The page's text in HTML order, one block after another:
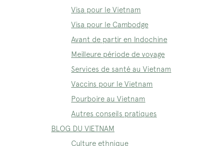
Visa pour le Vietnam
Visa pour le Cambodge
Avant de partir en Indochine
Meilleure période de voyage
Services de santé au Vietnam
Vaccins pour le Vietnam
Pourboire au Vietnam
Autres conseils pratiques
BLOG DU VIETNAM
Culture ethnique